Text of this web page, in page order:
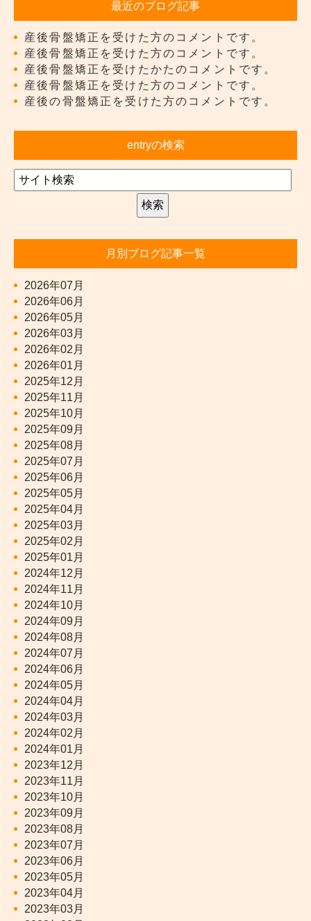
最近のブログ記事
産後骨盤矯正を受けた方のコメントです。
産後骨盤矯正を受けた方のコメントです。
産後骨盤矯正を受けたかたのコメントです。
産後骨盤矯正を受けた方のコメントです。
産後の骨盤矯正を受けた方のコメントです。
entryの検索
月別ブログ記事一覧
2026年07月
2026年06月
2026年05月
2026年03月
2026年02月
2026年01月
2025年12月
2025年11月
2025年10月
2025年09月
2025年08月
2025年07月
2025年06月
2025年05月
2025年04月
2025年03月
2025年02月
2025年01月
2024年12月
2024年11月
2024年10月
2024年09月
2024年08月
2024年07月
2024年06月
2024年05月
2024年04月
2024年03月
2024年02月
2024年01月
2023年12月
2023年11月
2023年10月
2023年09月
2023年08月
2023年07月
2023年06月
2023年05月
2023年04月
2023年03月